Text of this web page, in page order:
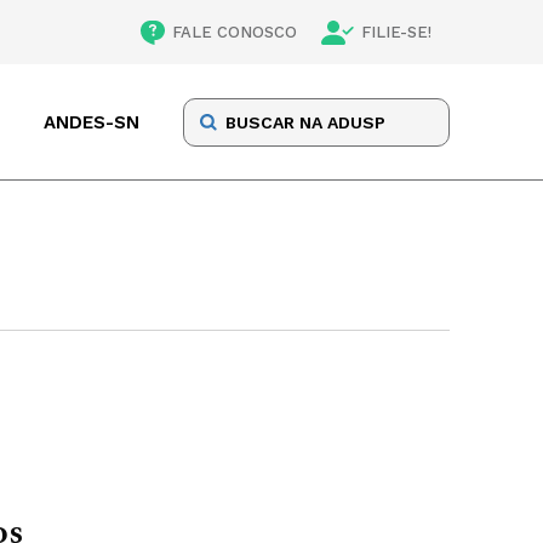
FALE CONOSCO FILIE-SE!
ANDES-SN